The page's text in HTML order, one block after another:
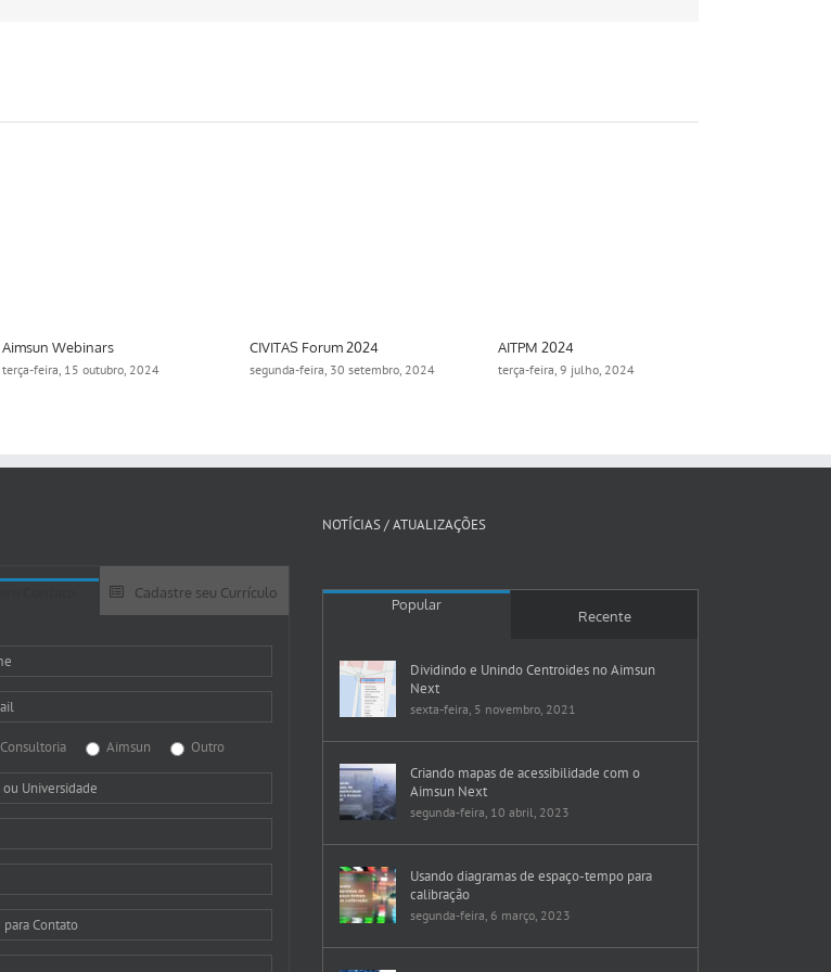
Aimsun Webinars
terça-feira, 15 outubro, 2024
CIVITAS Forum 2024
segunda-feira, 30 setembro, 2024
AITPM 2024
terça-feira, 9 julho, 2024
Cadastre seu Currículo
Consultoria Aimsun Outro
NOTÍCIAS / ATUALIZAÇÕES
Popular
Recente
Dividindo e Unindo Centroides no Aimsun
Next
sexta-feira, 5 novembro, 2021
Criando mapas de acessibilidade com o
Aimsun Next
segunda-feira, 10 abril, 2023
Usando diagramas de espaço-tempo para
calibração
segunda-feira, 6 março, 2023